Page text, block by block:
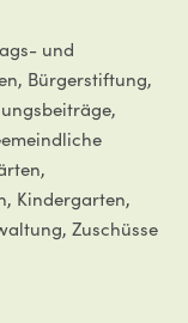
und
Bürgerstiftung,
Kindergarten,
Zuschüsse